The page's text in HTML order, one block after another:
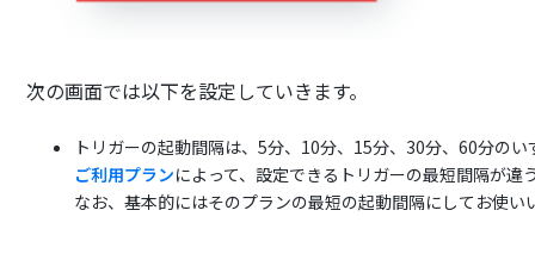
次の画面では以下を設定していきます。
トリガーの起動間隔は、5分、10分、15分、30分、60分の
ご利用プランによって、設定できるトリガーの最短間隔が違
なお、基本的にはそのプランの最短の起動間隔にしてお使